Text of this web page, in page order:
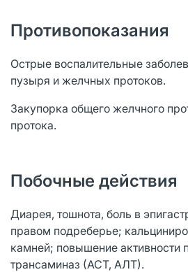
Противопоказания
Острые воспалительные
пузыря и желчных протоков.
Закупорка общего желчного
протока.
Побочные действия
Диарея, тошнота, боль в
правом подреберье;
камней; повышение активности
трансаминаз (АСТ, АЛТ).